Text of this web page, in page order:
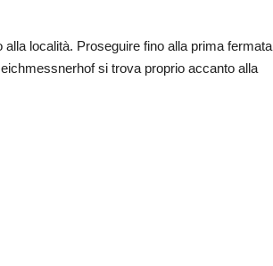
località. Proseguire fino alla prima fermata
si trova proprio accanto alla